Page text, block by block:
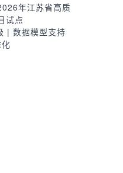
年江苏省高质
试点
| 数据模型支持